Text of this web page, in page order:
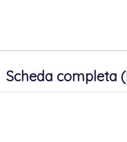
Scheda completa